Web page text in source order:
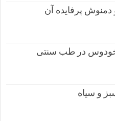
دمنوش پرفایده آن
در طب سنتی
و سیاه